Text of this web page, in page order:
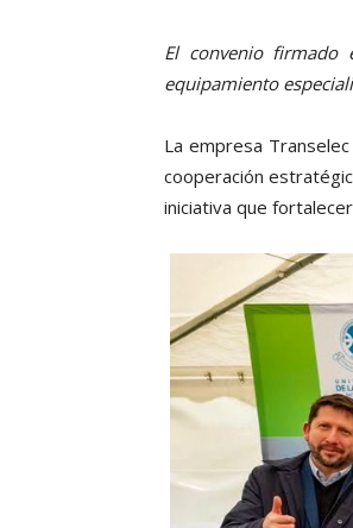
El convenio firmado
equipamiento
La empresa
cooperación
iniciativa que